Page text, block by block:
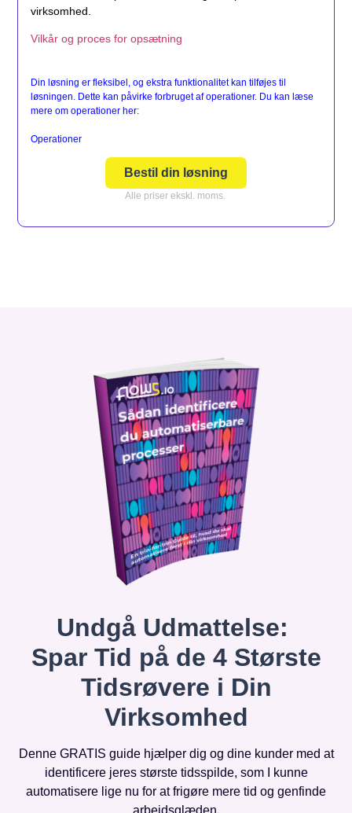
virksomhed.
Vilkår og proces for opsætning
Din løsning er fleksibel, og ekstra funktionalitet kan tilføjes til
løsningen. Dette kan påvirke forbruget af operationer. Du kan læse
mere om operationer her:
Operationer
Bestil din løsning
Alle priser ekskl. moms.
Undgå Udmattelse:
Spar Tid på de 4 Største
Tidsrøvere i Din
Virksomhed
Denne GRATIS guide hjælper dig og dine kunder med at
identificere jeres største tidsspilde, som I kunne
automatisere lige nu for at frigøre mere tid og genfinde